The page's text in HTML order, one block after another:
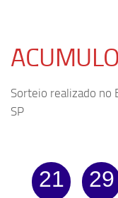
Sorteio realizado no
SP
21 29